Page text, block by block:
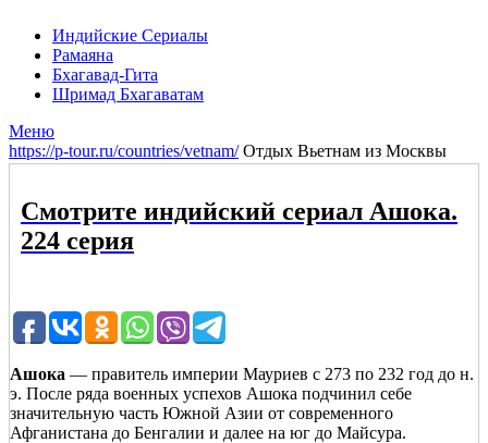
Индийские Сериалы
Рамаяна
Бхагавад-Гита
Шримад Бхагаватам
Меню
https://p-tour.ru/countries/vetnam/Отдых Вьетнам из Москвы
Смотрите индийский сериал Ашока.
224 серия
Ашока — правитель империи Мауриев с 273 по 232 год до н.
э. После ряда военных успехов Ашока подчинил себе
значительную часть Южной Азии от современного
Афганистана до Бенгалии и далее на юг до Майсура.